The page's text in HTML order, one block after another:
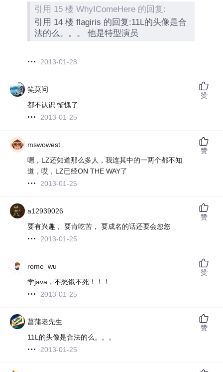
引用 15 楼 WhyIComeHere 的回复:
引用 14 楼 flagiris 的回复:11L的头像是合
法的么。。。 他是特型演员
2013-01-28
笑莫问
都不认识 惭愧了
2013-01-25
赞
mswowest
嗯，LZ还知道那么多人，我连其中的一两个都不知
道，哎，LZ已经ON THE WAY了
2013-01-25
赞
a12939026
要有兴趣， 要肯吃苦， 要成名的话还要会忽悠
2013-01-25
赞
rome_wu
学java，不愁饿不死！！！
2013-01-25
赞
菖蒲老先生
11L的头像是合法的么。。。
2013-01-25
赞